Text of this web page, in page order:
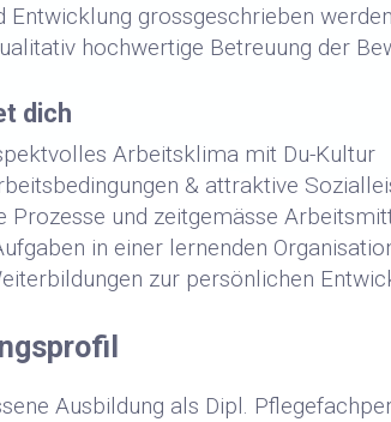
Entwicklung grossgeschrieben
hochwertige Betreuung der
dich
Arbeitsklima mit Du-Kultur
& attraktive
Prozesse und zeitgemässe
in einer lernenden
zur persönlichen
Ausbildung als Dipl.